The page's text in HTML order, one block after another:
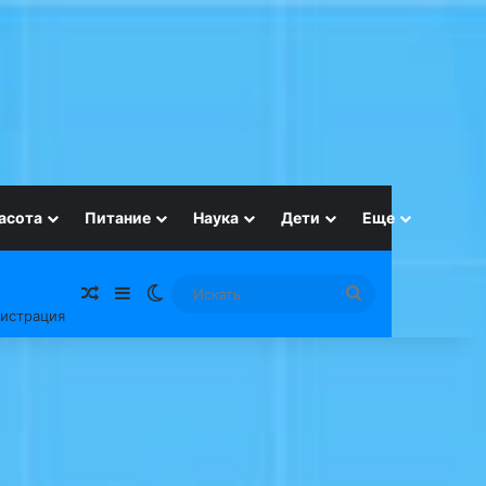
Питание Наука Дети Еще
Случайная статья
SidebarSwitch skin